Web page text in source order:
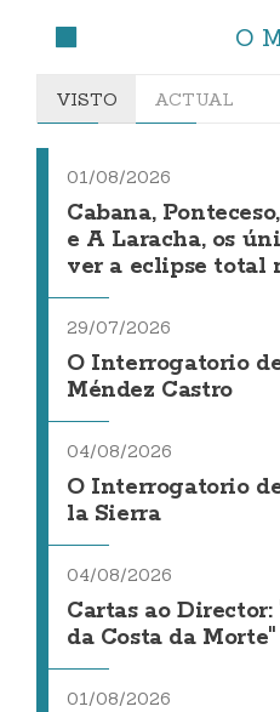
O
VISTO ACTUAL
01/08/2026
Cabana,
e A Laracha, os
ver a eclipse total
29/07/2026
O Interrogatorio
Méndez Castro
04/08/2026
O Interrogatorio
la Sierra
04/08/2026
Cartas ao
da Costa da Morte"
01/08/2026